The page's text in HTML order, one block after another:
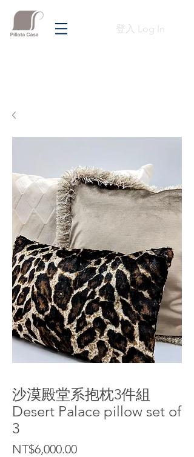
登入 Log In
沙漠殿堂系抱枕3件組
Desert Palace pillow set of
3
NT$6,000.00Price